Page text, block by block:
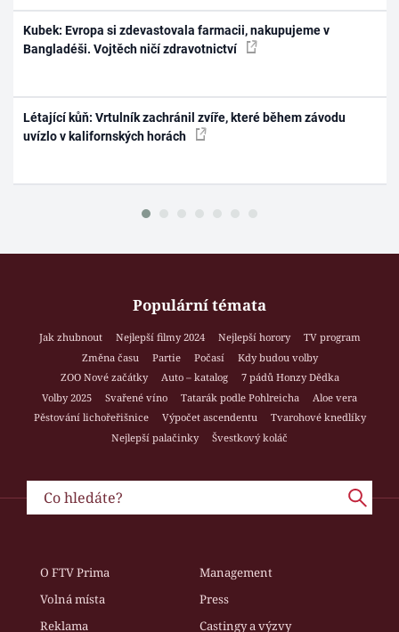
Kubek: Evropa si zdevastovala farmacii, nakupujeme v
Bangladéši. Vojtěch ničí zdravotnictví
Létající kůň: Vrtulník zachránil zvíře, které během závodu
uvízlo v kalifornských horách
Populární témata
Jak zhubnout Nejlepší filmy 2024 Nejlepší horory
TV program
Změna času
Partie Počasí
Kdy budou volby
ZOO Nové začátky
Auto – katalog
7 pádů Honzy Dědka
Volby 2025
Svařené víno Tatarák podle Pohlreicha
Aloe vera
Pěstování lichořeřišnice
Výpočet ascendentu
Tvarohové knedlíky
Nejlepší palačinky
Švestkový koláč
O FTV Prima
Management
Volná místa
Press
Reklama
Castingy a výzvy